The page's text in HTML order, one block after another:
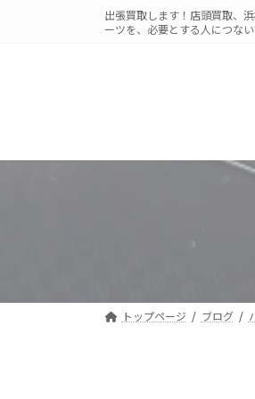
キ
に
出張買取します！店頭買取、
ーツを、必要とする人につない
トップページ ブログ